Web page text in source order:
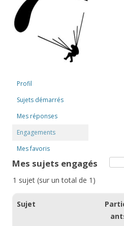
Profil
Sujets démarrés
Mes réponses
Engagements
Mes favoris
Mes sujets engagés
1 sujet (sur un total de 1)
Sujet